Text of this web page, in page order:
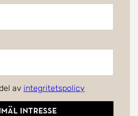
av integritetspolicy
intresse